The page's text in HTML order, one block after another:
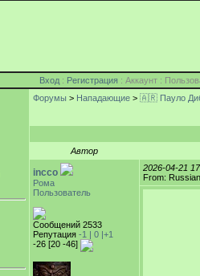
Вход : Регистрация : Аккаунт :
Форумы > Нападающие > 🇦🇷 Пауло
Автор
incco
Рома
Пользователь
Сообщений 2533
Репутация -1 | 0 |+1
-26 [20 -46]
2026-04-21
From: